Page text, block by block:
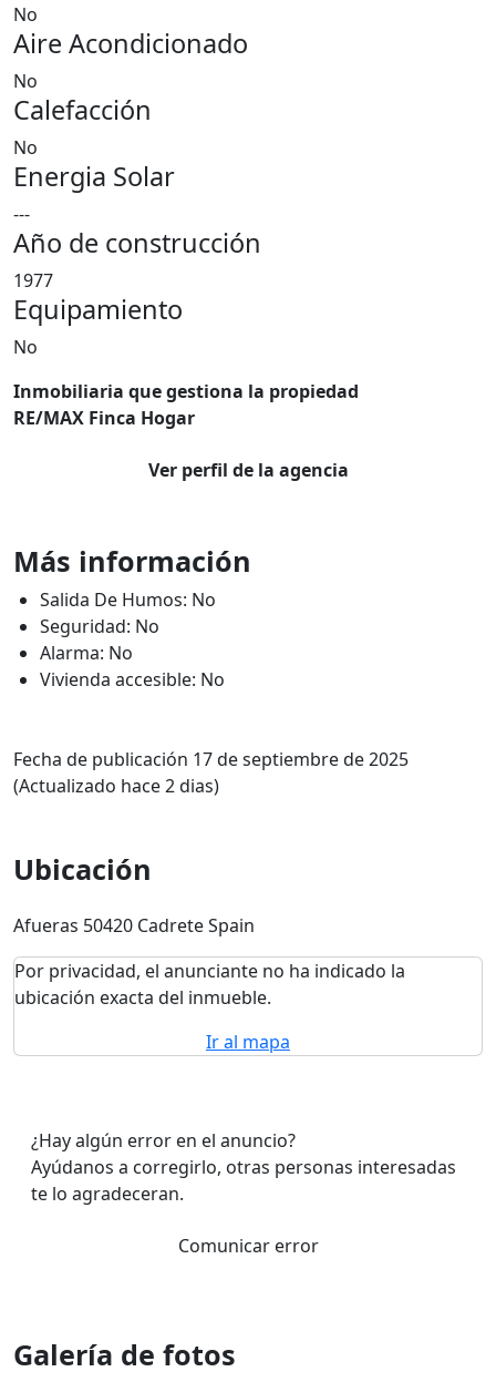
No
Aire Acondicionado
No
Calefacción
No
Energia Solar
---
Año de construcción
1977
Equipamiento
No
Inmobiliaria que gestiona la propiedad
RE/MAX Finca Hogar
Ver perfil de la agencia
Más información
Salida De Humos: No
Seguridad: No
Alarma: No
Vivienda accesible: No
Fecha de publicación 17 de septiembre de 2025
(Actualizado hace 2 dias)
Ubicación
Afueras 50420 Cadrete Spain
Por privacidad, el anunciante no ha indicado la
ubicación exacta del inmueble.
Ir al mapa
¿Hay algún error en el anuncio?
Ayúdanos a corregirlo, otras personas interesadas
te lo agradeceran.
Comunicar error
Galería de fotos